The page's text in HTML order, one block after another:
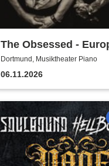
The Obsessed -
Tour 2026
Dortmund, Musiktheater Piano
06.11.2026